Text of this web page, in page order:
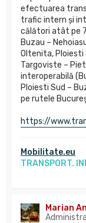
efectuarea
trafic intern și
călători atât pe
Buzau –
Oltenita, Ploiesti
Targoviste –
interoperabilă
Ploiesti Sud –
pe rutele
https://
Mobilitate.eu
TRANSPORT.
Marian